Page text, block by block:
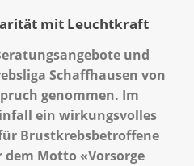
mit Leuchtkraft
und
Schaffhausen von
genommen. Im
ein wirkungsvolles
Brustkrebsbetroffene
Motto «Vorsorge